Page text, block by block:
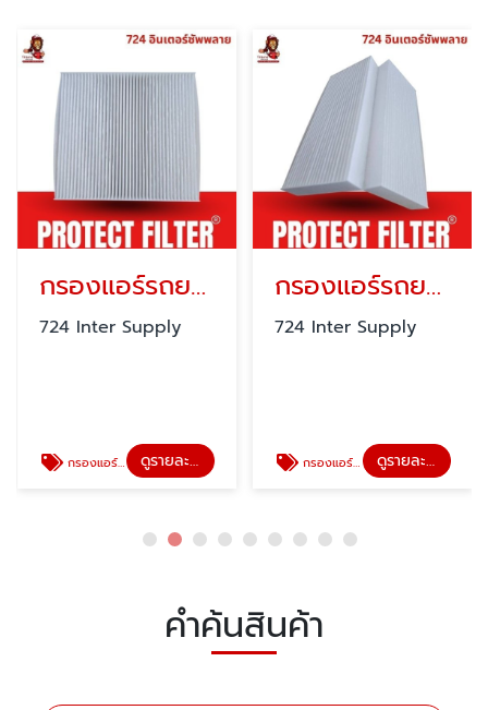
กรองแอร์รถยนต์ PROTECT FILTER
724 Inter Supply
กรองแอร์รถยนต์ PROTECT FILTER ดูรายละเอียด
กรองแอร์รถยนต์
724 Inter Supply
กรองแอร์รถยนต์ ดูรายละเอียด
คำค้นสินค้า